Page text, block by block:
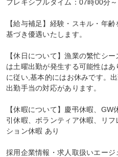
フレキシブルタイム：07時00分
【給与補足】経験・スキル・年
基づき優遇いたします。
【休日について】漁業の繁忙シ
は土曜出勤が発生する可能性は
に従い,基本的にはお休みです。
出勤手当の対応があります。
【休暇について】慶弔休暇、
引休暇、ボランティア休暇、リ
ション休暇 あり
採用企業情報・求人取扱いエージ